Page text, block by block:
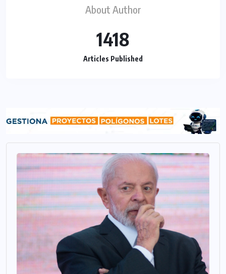
About Author
1418
Articles Published